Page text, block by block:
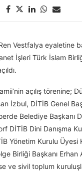
Vestfalya eyaletine
İşleri Türk İslam
açılış törenine;
İzbul, DİTİB Genel
Belediye Başkanı
DİTİB Dini Danışma
Yönetim Kurulu Üyesi
Birliği Başkanı Erhan
ve sivil toplum